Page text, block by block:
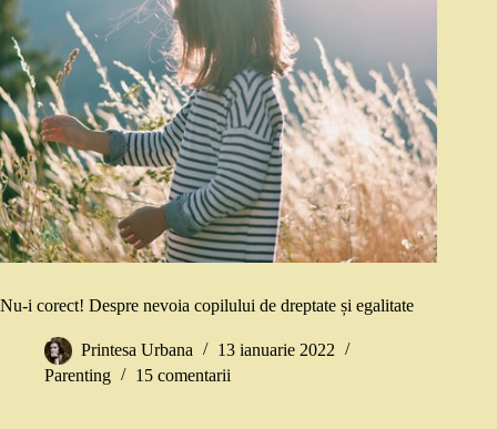
Nu-i corect! Despre nevoia copilului de dreptate și egalitate
Printesa Urbana
13 ianuarie 2022
Parenting
15 comentarii